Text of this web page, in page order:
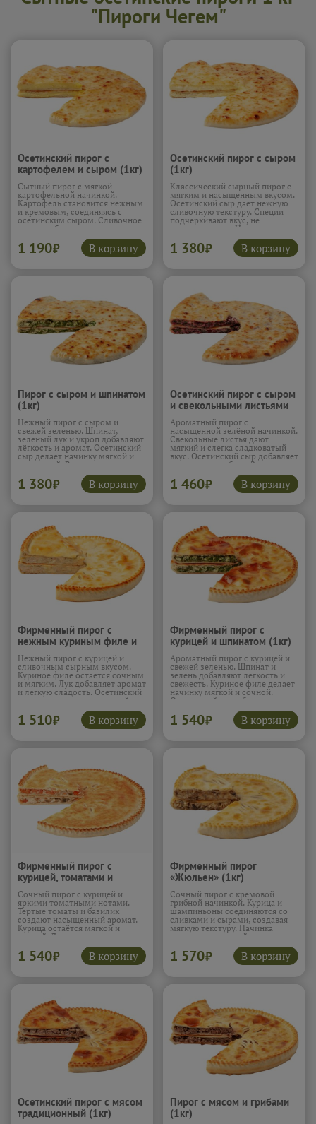
"Пироги Чегем"
Осетинский пирог с
картофелем и сыром (1кг)
Сытный пирог с мягкой
картофельной начинкой.
Картофель становится нежным
и кремовым, соединяясь с
осетинским сыром. Сливочное
масло добавляет насыщенность
и мягкость. Текстура
получается однородной и
бархатистой. Пирог уютный и
1 190₽ В корзину
Осетинский пирог с сыром
(1кг)
Классический сырный пирог с
мягким и насыщенным вкусом.
Осетинский сыр даёт нежную
сливочную текстуру. Специи
подчёркивают вкус, не
перегружая его. Начинка
получается тягучей и
однородной. Пирог простой, но
очень гармоничный.
1 380₽ В корзину
Пирог с сыром и шпинатом
(1кг)
Нежный пирог с сыром и
свежей зеленью. Шпинат,
зелёный лук и укроп добавляют
лёгкость и аромат. Осетинский
сыр делает начинку мягкой и
сливочной. Вкус получается
свежим и сбалансированным.
Пирог лёгкий, но сытный.
Подробнее...
1 380₽ В корзину
Осетинский пирог с сыром
и свекольными листьями
(1кг)
Ароматный пирог с
насыщенной зелёной начинкой.
Свекольные листья дают
мягкий и слегка сладковатый
вкус. Осетинский сыр добавляет
сливочную глубину. Зелень
усиливает аромат и свежесть.
Начинка получается сочной и
гармоничной.
Подробнее...
1 460₽ В корзину
Фирменный пирог с
нежным куриным филе и
сыром (1кг)
Нежный пирог с курицей и
сливочным сырным вкусом.
Куриное филе остаётся сочным
и мягким. Лук добавляет аромат
и лёгкую сладость. Осетинский
сыр делает начинку тягучей и
насыщенной. Пирог получается
лёгким и сбалансированным.
Подробнее...
1 510₽ В корзину
Фирменный пирог с
курицей и шпинатом (1кг)
Ароматный пирог с курицей и
свежей зеленью. Шпинат и
зелень добавляют лёгкость и
свежесть. Куриное филе делает
начинку мягкой и сочной.
Осетинский сыр объединяет
вкусы в гармоничное
сочетание. Пирог получается
насыщенным и
1 540₽ В корзину
Фирменный пирог с
курицей, томатами и
базиликом (1кг)
Сочный пирог с курицей и
яркими томатными нотами.
Тёртые томаты и базилик
создают насыщенный аромат.
Курица остаётся мягкой и
сочной. Лук и специи
добавляют глубину вкуса. Пирог
получается ярким и
аппетитным.
Подробнее...
1 540₽ В корзину
Фирменный пирог
«Жюльен» (1кг)
Сочный пирог с кремовой
грибной начинкой. Курица и
шампиньоны соединяются со
сливками и сырами, создавая
мягкую текстуру. Начинка
получается нежной и
ароматной. Сыр добавляет
тягучесть и глубину вкуса. Вкус
напоминает классический
1 570₽ В корзину
Осетинский пирог с мясом
традиционный (1кг)
Пирог с мясом и грибами
(1кг)